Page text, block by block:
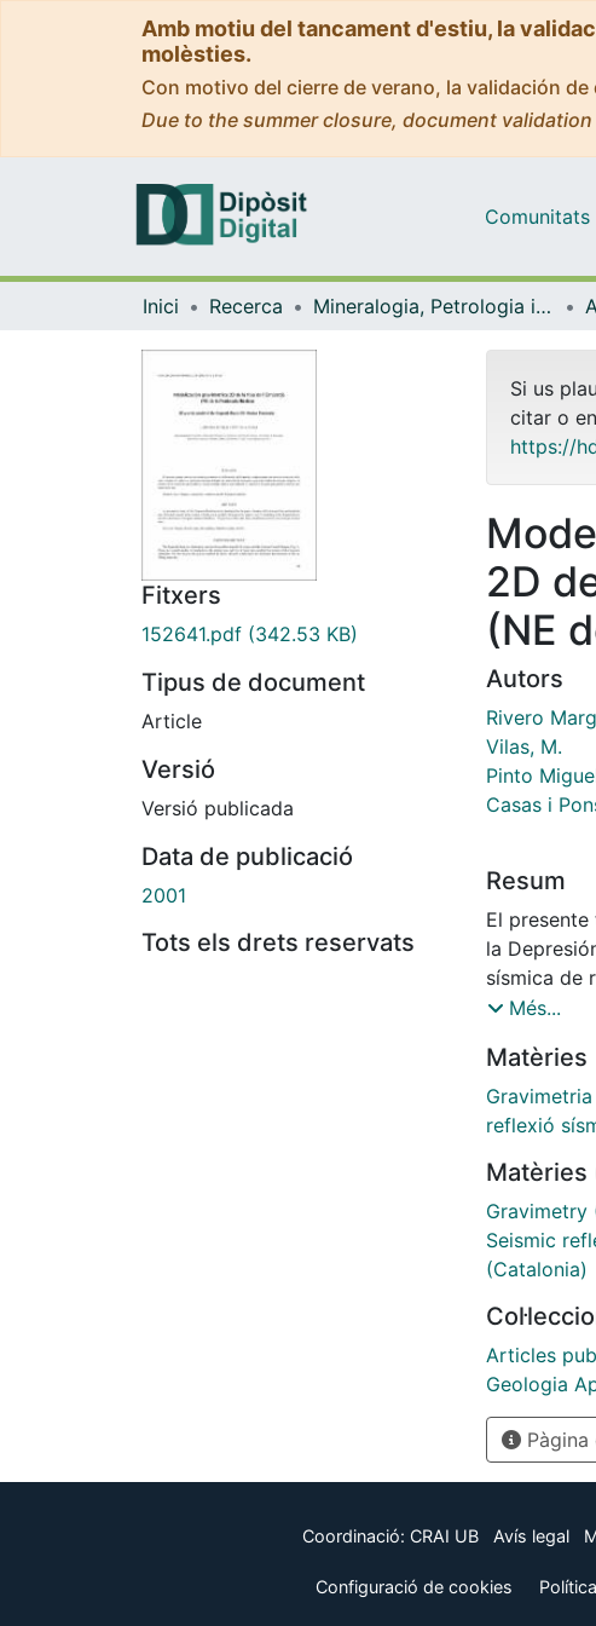
Amb motiu del tancament d'estiu, la
molèsties.
Con motivo del cierre de verano, la validación
Due to the summer closure, document
Comunitats
Inici Recerca Mineralogia, Petrologia i Geologia Aplicada
Fitxers
152641.pdf (342.53 KB)
Tipus de document
Article
Versió
Versió publicada
Data de publicació
2001
Tots els drets reservats
Si us
citar o
https://
2D
(NE
Autors
Rivero
Vilas, M.
Pinto
Casas i
Resum
El
la
sísmica de
esta fosa
materiales
sísmicos
Més...
Matèries
reflexió
Matèries
Gravimetry
Seismic
(Catalonia)
Articles
Geologia
Coordinació: CRAI UB Avís legal
Configuració de cookies